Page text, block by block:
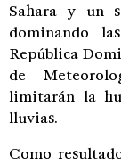
Sahara y un
dominando
República
de
limitarán la
lluvias.
Como